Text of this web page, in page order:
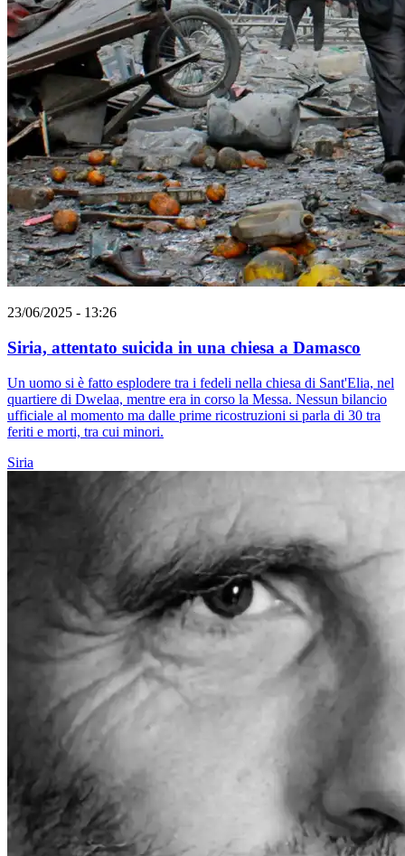
23/06/2025 - 13:26
Siria, attentato suicida in una chiesa a Damasco
Un uomo si è fatto esplodere tra i fedeli nella chiesa di Sant'Elia, nel
quartiere di Dwelaa, mentre era in corso la Messa. Nessun bilancio
ufficiale al momento ma dalle prime ricostruzioni si parla di 30 tra
feriti e morti, tra cui minori.
Siria